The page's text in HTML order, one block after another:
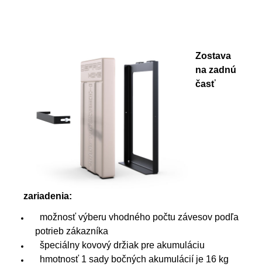
Zostava
na zadnú
časť
zariadenia:
možnosť výberu vhodného počtu závesov podľa
potrieb zákazníka
špeciálny kovový držiak pre akumuláciu
hmotnosť 1 sady bočných akumulácií je 16 kg